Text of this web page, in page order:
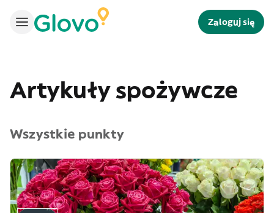
Zaloguj się
Artykuły spożywcze
Wszystkie punkty